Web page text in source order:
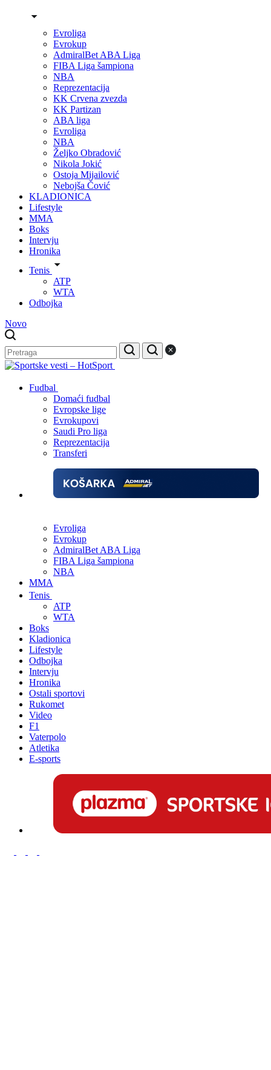
Evroliga
Evrokup
AdmiralBet ABA Liga
FIBA Liga šampiona
NBA
Reprezentacija
KK Crvena zvezda
KK Partizan
ABA liga
Evroliga
NBA
Željko Obradović
Nikola Jokić
Ostoja Mijailović
Nebojša Čović
KLADIONICA
Lifestyle
MMA
Boks
Intervju
Hronika
Tenis
ATP
WTA
Odbojka
Novo
Fudbal
Domaći fudbal
Evropske lige
Evrokupovi
Saudi Pro liga
Reprezentacija
Transferi
Evroliga
Evrokup
AdmiralBet ABA Liga
FIBA Liga šampiona
NBA
MMA
Tenis
ATP
WTA
Boks
Kladionica
Lifestyle
Odbojka
Intervju
Hronika
Ostali sportovi
Rukomet
Video
F1
Vaterpolo
Atletika
E-sports